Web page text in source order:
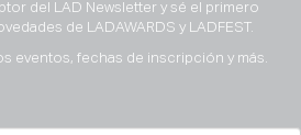
del LAD Newsletter y sé el primero
de LADAWARDS y LADFEST.
eventos, fechas de inscripción y más.